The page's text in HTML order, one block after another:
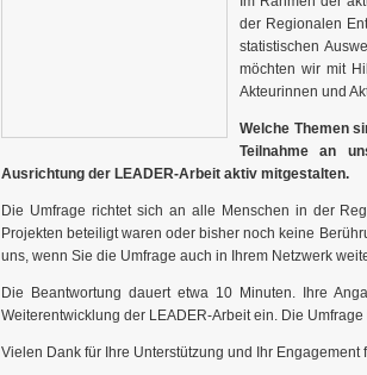
der Regionalen
statistischen
möchten wir mit
Akteurinnen und
Welche Themen
Teilnahme an
Ausrichtung der LEADER-Arbeit aktiv mitgestalten.
Die Umfrage richtet sich an alle Menschen in der
Projekten beteiligt waren oder bisher noch keine
uns, wenn Sie die Umfrage auch in Ihrem Netzwerk
Die Beantwortung dauert etwa 10 Minuten. Ihre
Weiterentwicklung der LEADER-Arbeit ein. Die
Vielen Dank für Ihre Unterstützung und Ihr Engagement